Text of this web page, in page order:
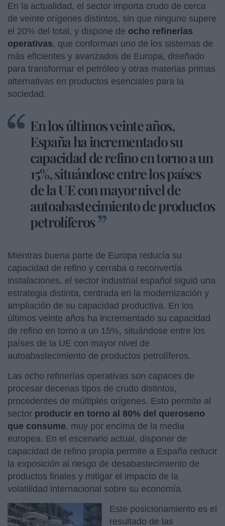
En la actualidad, el sector importa crudo de cerca
de veinte orígenes distintos, sin que ninguno supere
el 20% del total, y dispone de ocho refinerías
operativas, que conforman uno de los sistemas de
más eficientes y avanzados de Europa, diseñado
para transformar el petróleo y otras materias primas
alternativas en productos esenciales para la
sociedad.
En los últimos veinte años,
España ha incrementado su
capacidad de refino en torno a un
15%, situándose entre los países
de la UE con mayor nivel de
autoabastecimiento de productos
petrolíferos
Mientras buena parte de Europa reducía su
capacidad de refino y cerraba o reconvertía
instalaciones, el sector industrial español siguió una
estrategia distinta, centrada en la modernización y
ampliación de su capacidad productiva. En los
últimos veinte años ha incrementado su capacidad
de refino en torno a un 15%, situándose entre los
países de la UE con mayor nivel de
autoabastecimiento de productos petrolíferos.
Las ocho refinerías operativas son capaces de
procesar decenas tipos de crudo distintos,
procedentes de múltiples orígenes. Esto permite al
sector producir en torno al 80% del queroseno
que consume, muy por encima de la media
europea. En el escenario actual, disponer de
capacidad de refino propia permite a España reducir
la exposición al riesgo de desabastecimiento de
productos finales y mitigar el impacto de la
volatilidad internacional sobre su economía.
Este posicionamiento es el
resultado de las